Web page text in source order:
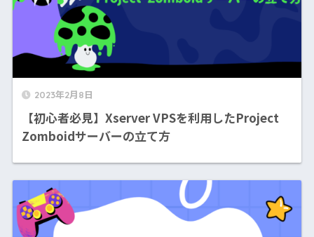
2023年2月8日
【初心者必見】Xserver VPSを利用したProject
Zomboidサーバーの立て方